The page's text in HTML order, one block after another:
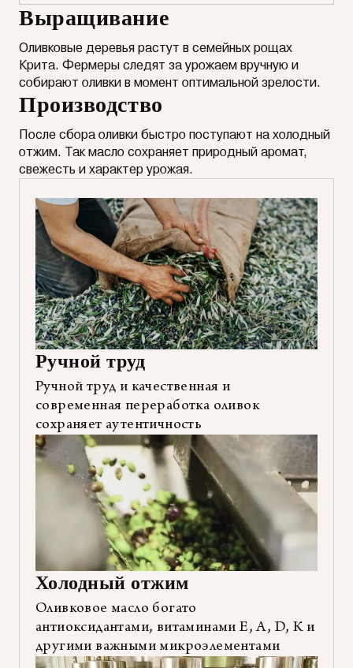
Выращивание
Оливковые деревья растут в семейных рощах
Крита. Фермеры следят за урожаем вручную и
собирают оливки в момент оптимальной зрелости.
Производство
После сбора оливки быстро поступают на холодный
отжим. Так масло сохраняет природный аромат,
свежесть и характер урожая.
Ручной труд
Ручной труд и качественная и
современная переработка оливок
сохраняет аутентичность
Холодный отжим
Оливковое масло богато
антиоксидантами, витаминами Е, А, D, К и
другими важными микроэлементами